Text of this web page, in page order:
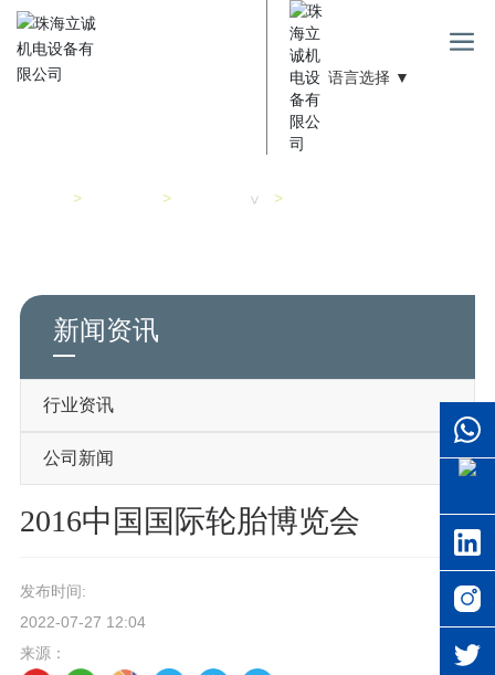
语言选择 ▼
新闻资讯
行业资讯
公司新闻
2016中国国际轮胎博览会
发布时间:
2022-07-27 12:04
来源：